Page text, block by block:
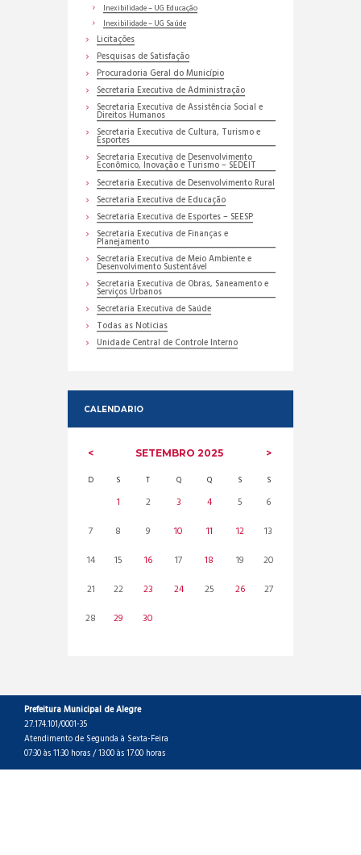
Inexibilidade – UG Educação
Inexibilidade – UG Saúde
Licitações
Pesquisas de Satisfação
Procuradoria Geral do Município
Secretaria Executiva de Administração
Secretaria Executiva de Assistência Social e
Direitos Humanos
Secretaria Executiva de Cultura, Turismo e
Esportes
Secretaria Executiva de Desenvolvimento
Econômico, Inovação e Turismo – SEDEIT
Secretaria Executiva de Desenvolvimento Rural
Secretaria Executiva de Educação
Secretaria Executiva de Esportes – SEESP
Secretaria Executiva de Finanças e
Planejamento
Secretaria Executiva de Meio Ambiente e
Desenvolvimento Sustentável
Secretaria Executiva de Obras, Saneamento e
Serviços Urbanos
Secretaria Executiva de Saúde
Todas as Noticias
Unidade Central de Controle Interno
CALENDARIO
SETEMBRO2025
D S T Q Q S S
1 2 3 4 5
6
7
8 9 10 11 12
13
14
15 16 17 18 19
20
21
22 23 24 25 26
27
28
29 30
Prefeitura Municipal de Alegre
27.174.101/0001-35
Atendimento de Segunda à Sexta-Feira
07:30 às 11:30 horas / 13:00 às 17:00 horas